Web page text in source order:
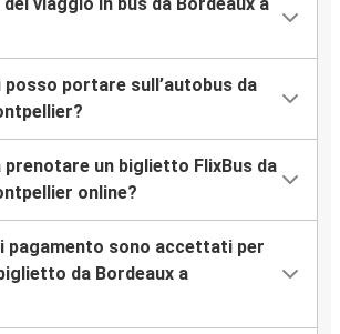
posso portare sull’autobus da
prenotare un biglietto FlixBus da
online?
pagamento sono accettati per
da Bordeaux a